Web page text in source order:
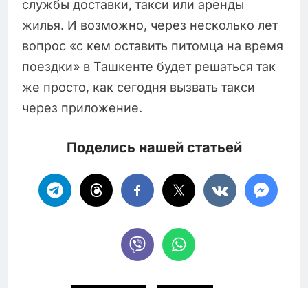
службы доставки, такси или аренды
жилья. И возможно, через несколько лет
вопрос «с кем оставить питомца на время
поездки» в Ташкенте будет решаться так
же просто, как сегодня вызвать такси
через приложение.
Поделись нашей статьей